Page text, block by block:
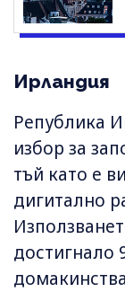
Ирландия
Република
избор за
тъй като е
дигитално
достигнало